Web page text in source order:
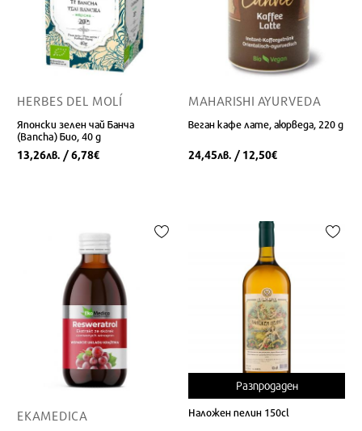
HERBES DEL MOLÍ
Японски зелен чай Банча
(Bancha) Био, 40 g
13,26лв. / 6,78€
MAHARISHI AYURVEDA
Веган кафе лате, аюрведа, 220 g
24,45лв. / 12,50€
EKAMEDICA
Разпродаден
Наложен пелин 150cl